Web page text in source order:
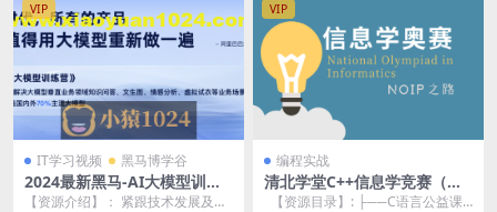
VIP
IT学习视频 黑马博学谷
2024最新黑马-AI大模型训练
营1期
【资源介绍】： 紧跟技术发展及市
VIP
编程实战
清北学堂C++信息学竞赛（视
频+pdf课件+作业）
【资源目录】: ├──C语言公益课